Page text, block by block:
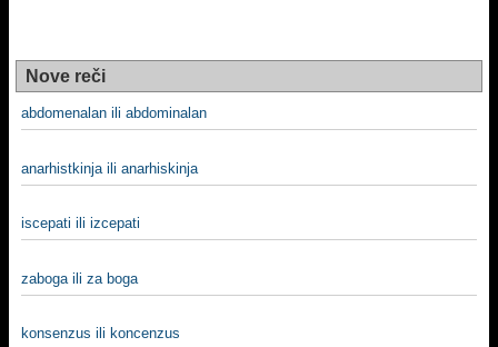
Nove reči
abdomenalan ili abdominalan
anarhistkinja ili anarhiskinja
iscepati ili izcepati
zaboga ili za boga
konsenzus ili koncenzus